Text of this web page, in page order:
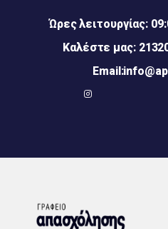
Ώρες λειτουργίας:
Καλέστε μας: